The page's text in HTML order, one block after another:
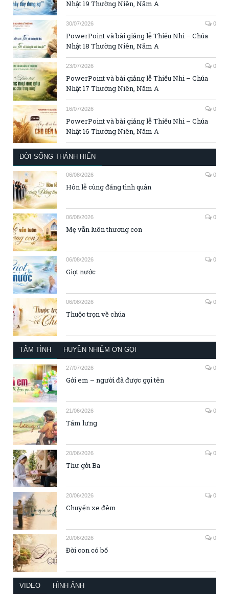
Nhật 19 Thường Niên, Năm A
30/07/2026 0
PowerPoint và bài giảng lễ Thiếu Nhi – Chúa
Nhật 18 Thường Niên, Năm A
23/07/2026 0
PowerPoint và bài giảng lễ Thiếu Nhi – Chúa
Nhật 17 Thường Niên, Năm A
16/07/2026 0
PowerPoint và bài giảng lễ Thiếu Nhi – Chúa
Nhật 16 Thường Niên, Năm A
ĐỜI SỐNG THÁNH HIẾN
06/08/2026 0
Hôn lễ cùng đấng tình quân
06/08/2026 0
Mẹ vẫn luôn thương con
06/08/2026 0
Giọt nước
06/08/2026 0
Thuộc trọn về chúa
TÂM TÌNH HUYỀN NHIỆM ƠN GỌI
27/07/2026 0
Gởi em – người đã được gọi tên
21/06/2026 0
Tấm lưng
20/06/2026 0
Thư gởi Ba
20/06/2026 0
Chuyến xe đêm
20/06/2026 0
Đời con có bố
VIDEO HÌNH ẢNH